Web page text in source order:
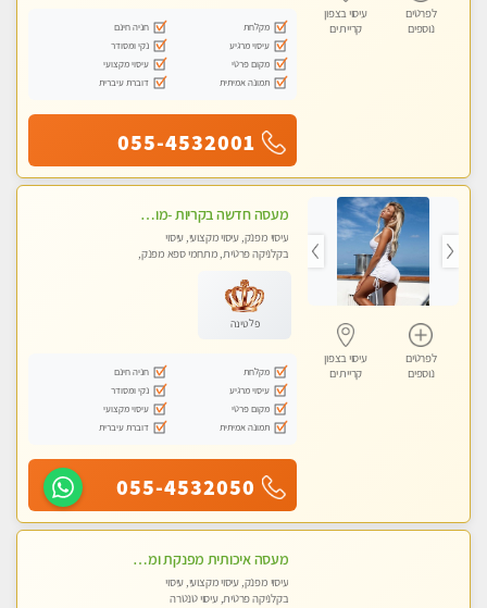
לפרטים
נוספים
עיסוי בצפון
קריית ים
מקלחת
חניה חינם
עיסוי מרגיע
נקי ומסודר
מקום פרטי
עיסוי מקצועי
תמונה אמיתית
דוברת עיברית
055-4532001
לפרטים
נוספים
עיסוי בצפון
קריית ים
מעסה חדשה בקריות -מומלץ לחלוטין!!!! כל סוגי העיסויים מעסה מקצועית ואיכותית פרטי!!!
עיסוי מפנק, עיסוי מקצועי, עיסוי
בקלניקה פרטית, מתחמי ספא מפנק,
פלטינה
מקלחת
חניה חינם
עיסוי מרגיע
נקי ומסודר
מקום פרטי
עיסוי מקצועי
תמונה אמיתית
דוברת עיברית
055-4532050
מעסה איכותית מפנקת ומקצועית מאוד בקריות - ללא מין !
עיסוי מפנק, עיסוי מקצועי, עיסוי
בקלניקה פרטית, עיסוי טנטרה